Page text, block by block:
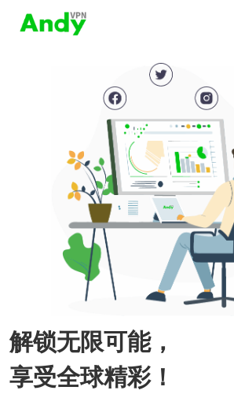
解锁无限可能，
享受全球精彩！